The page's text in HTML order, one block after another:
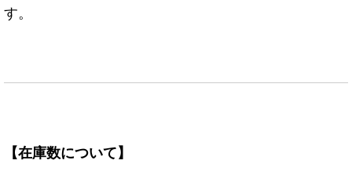
す。
【在庫数について】